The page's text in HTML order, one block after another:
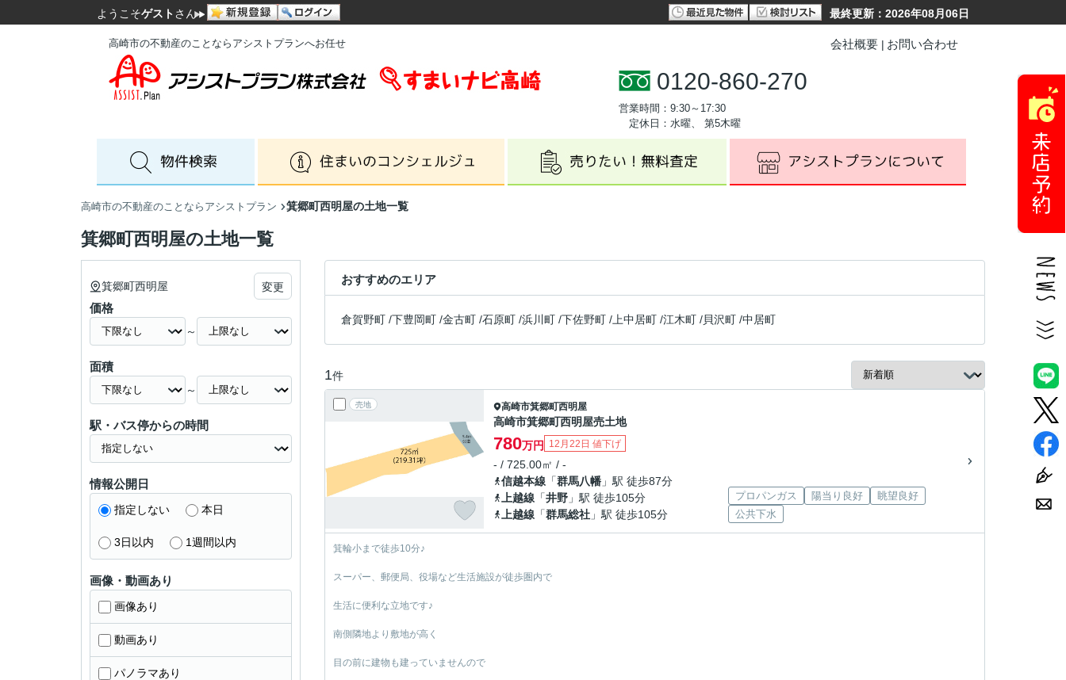
ようこそゲスト さん 最終更新：2026年08月06日
高崎市の不動産のことならアシストプランへお任せ 会社概要 お問い合わせ
0120-860-270
営業時間：9:30～17:30
定休日：水曜、 第5木曜
高崎市の不動産のことならアシストプラン 箕郷町西明屋の土地一覧
箕郷町西明屋の土地一覧
おすすめのエリア
倉賀野町 /下豊岡町 /金古町 /石原町 /浜川町 /下佐野町 / 上中居町 /江木町 /貝沢町 /中居町
1件
売地 高崎市箕郷町西明屋
高崎市箕郷町西明屋売土地
780万円 12月22日 値下げ
- / 725.00㎡ / -
信越本線 「群馬八幡 」駅 徒歩87分
上越線 「井野 」駅 徒歩105分
上越線 「群馬総社 」駅 徒歩105分
プロパンガス 陽当り良好
眺望良好
公共下水
箕輪小まで徒歩10分♪
スーパー、郵便局、役場など生活施設が徒歩圏内で
生活に便利な立地です♪
南側隣地より敷地が高く
目の前に建物も建っていませんので
箕郷町西明屋 変更
価格
～
面積
～
駅・バス停からの時間
情報公開日
指定しない 本日
3日以内 1週間以内
画像・動画あり
画像あり
動画あり
パノラマあり